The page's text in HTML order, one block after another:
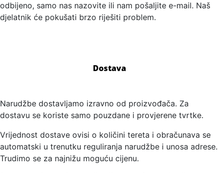
odbijeno, samo nas nazovite ili nam pošaljite e-mail. Naš
djelatnik će pokušati brzo riješiti problem.
Dostava
Narudžbe dostavljamo izravno od proizvođača. Za
dostavu se koriste samo pouzdane i provjerene tvrtke.
Vrijednost dostave ovisi o količini tereta i obračunava se
automatski u trenutku reguliranja narudžbe i unosa adrese.
Trudimo se za najnižu moguću cijenu.